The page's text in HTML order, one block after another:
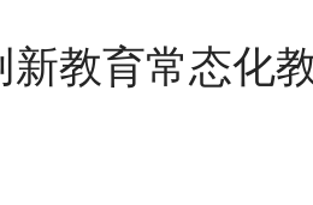
新教育常态化